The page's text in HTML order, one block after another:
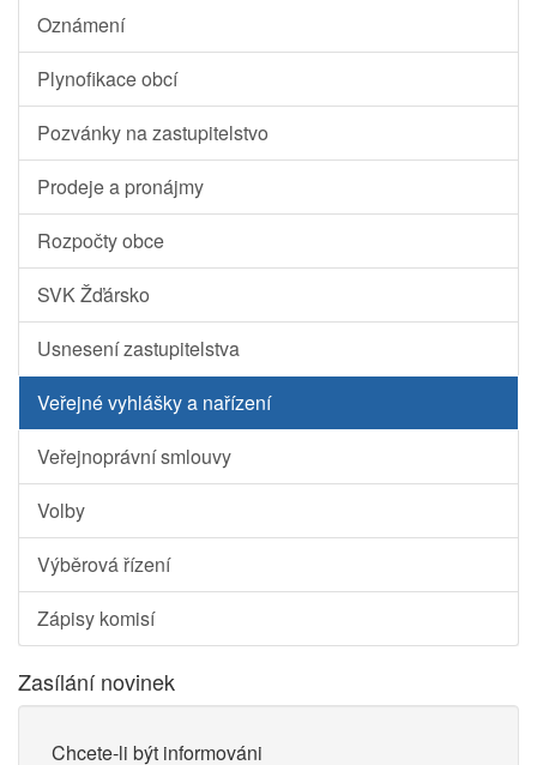
Oznámení
Plynofikace obcí
Pozvánky na zastupitelstvo
Prodeje a pronájmy
Rozpočty obce
SVK Žďársko
Usnesení zastupitelstva
Veřejné vyhlášky a nařízení
Veřejnoprávní smlouvy
Volby
Výběrová řízení
Zápisy komisí
Zasílání novinek
Chcete-li být informováni